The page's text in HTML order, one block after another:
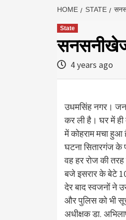
HOME STATE
State
4 years ago
उधमसिंह नगर।
कर ली है। घर में
में कोहराम मचा
घटना सितारगंज के
वह हर रोज की
बजे इसरार के बेटे
देर बाद स्वजनों ने
और पुलिस को भी
अधीक्षक डा.